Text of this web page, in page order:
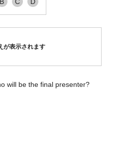
が表示されます
will be the final presenter?